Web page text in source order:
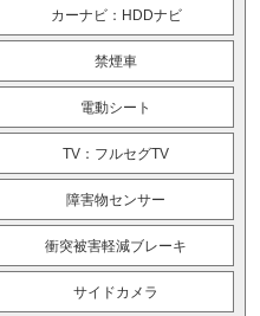
カーナビ：HDDナビ
禁煙車
電動シート
TV：フルセグTV
障害物センサー
衝突被害軽減ブレーキ
サイドカメラ